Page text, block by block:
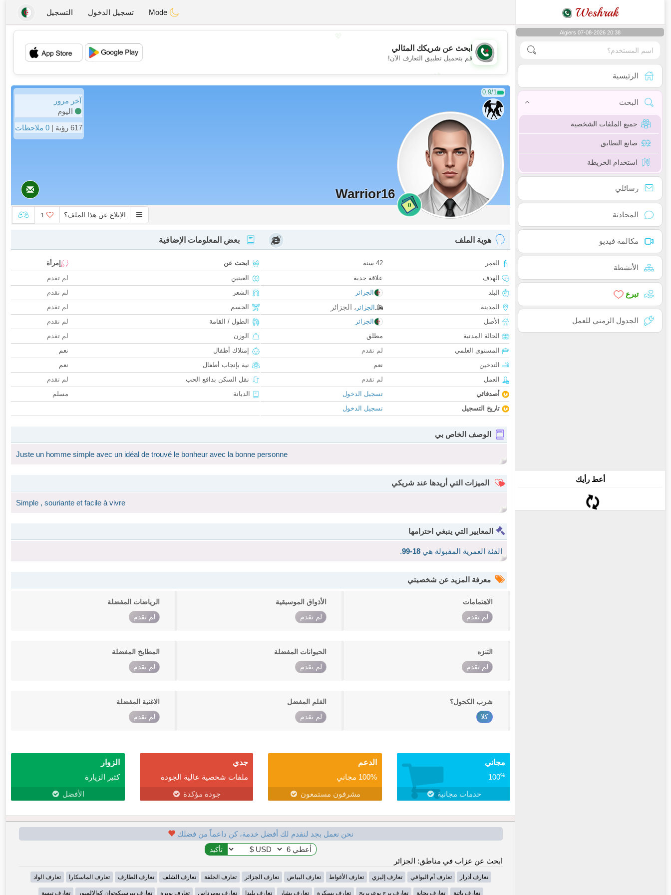
Weshrak تسجيل الدخول التسجيل
Algiers 07-08-2026 20:38
الرئيسية
البحث
جميع الملفات الشخصية
صانع التطابق
استخدام الخريطة
رسائلي
المحادثة
مكالمة فيديو
الأنشطة
تبرع
الجدول الزمني للعمل
أعط رأيك
💖
ابحث عن شريكك المثالي
قم بتحميل تطبيق التعارف الآن!
0.9/1
0
Warrior16
آخر مرور
اليوم
617 رؤية |
0 ملاحظات
الإبلاغ عن هذا الملف؟ 1
هوية الملف
العمر
42 سنة
الهدف
علاقة جدية
البلد
الجزائر
المدينة
الجزائر ، الجزائر
الأصل
الجزائر
الحالة المدنية
مطلق
المستوى العلمي
لم تقدم
التدخين
نعم
العمل
لم تقدم
أصدقائي
تسجيل الدخول
تاريخ التسجيل
تسجيل الدخول
بعض المعلومات الإضافية
ابحث عن
إمرأة
العينين
لم تقدم
الشعر
لم تقدم
الجسم
لم تقدم
الطول / القامة
لم تقدم
الوزن
لم تقدم
إمتلاك أطفال
نعم
نية بإنجاب أطفال
نعم
نقل السكن بدافع الحب
لم تقدم
الديانة
مسلم
الوصف الخاص بي
Juste un homme simple avec un idéal de trouvé le bonheur avec la bonne personne
الميزات التي أريدها عند شريكي
Simple , souriante et facile à vivre
المعايير التي ينبغي احترامها
الفئة العمرية المقبولة هي 18-99
.
معرفة المزيد عن شخصيتي
الاهتمامات
لم تقدم
الأذواق الموسيقية
لم تقدم
الرياضات المفضلة
لم تقدم
التنزه
لم تقدم
الحيوانات المفضلة
لم تقدم
المطابخ المفضلة
لم تقدم
شرب الكحول؟
كلا
الفلم المفضل
لم تقدم
الاغنية المفضلة
لم تقدم
مجاني
100%
خدمات مجانية
الدعم
100% مجاني
مشرفون مستمعون
جدي
ملفات شخصية عالية الجودة
جودة مؤكدة
الزوار
كثير الزيارة
الأفضل
نحن نعمل بجد لنقدم لك أفضل خدمة، كن داعماً من فضلك
ابحث عن عزاب في مناطق: الجزائر
تعارف أدرار تعارف أم البواقي تعارف إليزي تعارف الأغواط تعارف البياض تعارف الجزائر تعارف الجلفة تعارف الشلف تعارف الطارف تعارف الماسكارا تعارف الواد
تعارف باتنة تعارف بجاية تعارف برج بوعريريج تعارف بسكرة تعارف بشار تعارف بليدا تعارف بومرداس تعارف بويرة تعارف بيرسيكوتوان كوالالمبور تعارف تبسة